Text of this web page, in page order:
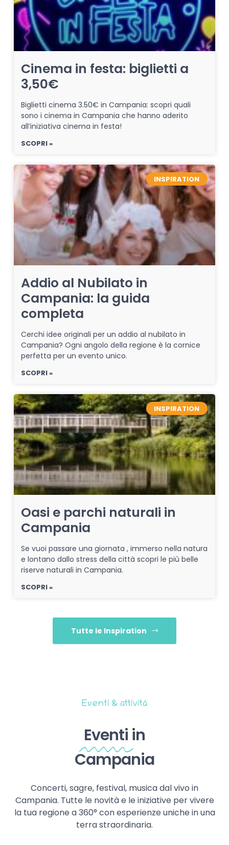
Cinema in festa: biglietti a
3,50€
Biglietti cinema 3.50€ in Campania: scopri quali
sono i cinema in Campania che hanno aderito
all’iniziativa cinema in festa!
SCOPRI »
INSPIRATION
Addio al Nubilato in
Campania: la guida
completa
Cerchi idee originali per un addio al nubilato in
Campania? Ogni angolo della regione è la cornice
perfetta per un evento unico.
SCOPRI »
INSPIRATION
Oasi e parchi naturali in
Campania
Se vuoi passare una giornata , immerso nella natura
e lontano dallo stress della città scopri le più belle
riserve naturali in Campania.
SCOPRI »
Tutte le Inspiration
Eventi & attività
Eventi in
Campania
Concerti, sagre, festival, musica dal vivo in
Campania. Tutte le novità e le iniziative per vivere
la tua regione a 360° con esperienze uniche in una
terra straordinaria.